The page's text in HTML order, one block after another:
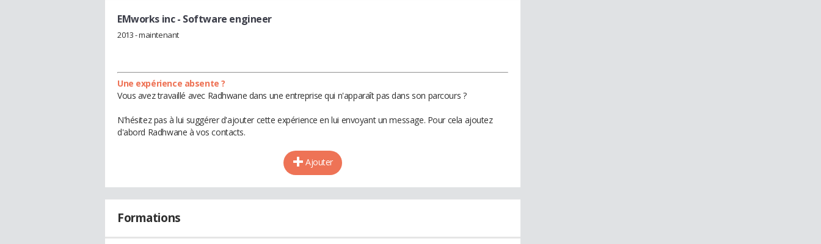
EMworks inc- Software engineer
2013 - maintenant
Une expérience absente ?
Vous avez travaillé avec Radhwane dans une entreprise qui n'apparaît pas dans son parcours ?
N'hésitez pas à lui suggérer d'ajouter cette expérience en lui envoyant un message. Pour cela ajoutez
d'abord Radhwane à vos contacts.
Ajouter
Formations